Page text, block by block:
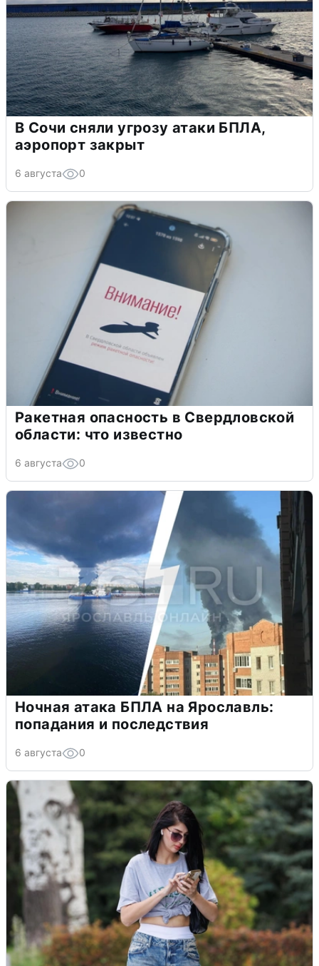
В Сочи сняли угрозу атаки БПЛА,
аэропорт закрыт
6 августа 0
Ракетная опасность в Свердловской
области: что известно
6 августа 0
Ночная атака БПЛА на Ярославль:
попадания и последствия
6 августа 0